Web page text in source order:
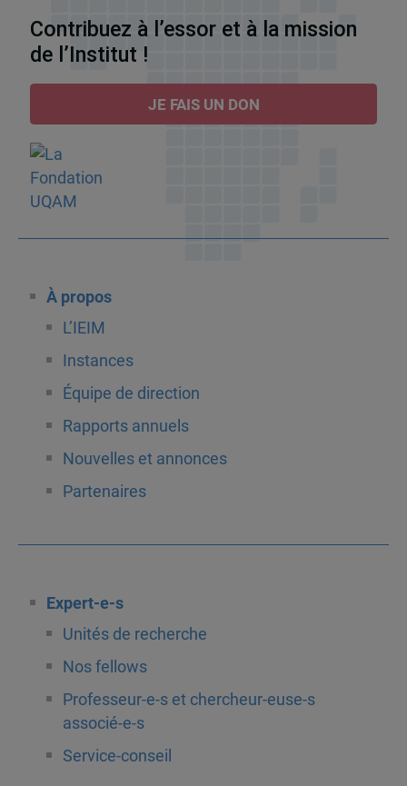
Contribuez à l’essor et à la mission
de l’Institut !
JE FAIS UN DON
À propos
L’IEIM
Instances
Équipe de direction
Rapports annuels
Nouvelles et annonces
Partenaires
Expert-e-s
Unités de recherche
Nos fellows
Professeur-e-s et chercheur-euse-s
associé-e-s
Service-conseil